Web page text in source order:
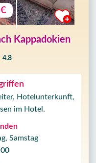
Kappadokien
4.8
Hotelunterkunft,
im Hotel.
Samstag